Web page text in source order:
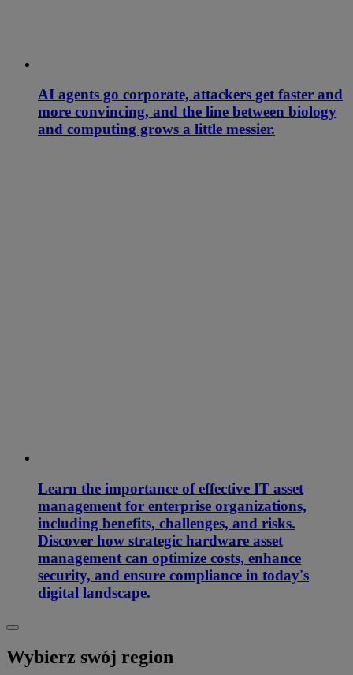
AI agents go corporate, attackers get faster and
more convincing, and the line between biology
and computing grows a little messier.
Learn the importance of effective IT asset
management for enterprise organizations,
including benefits, challenges, and risks.
Discover how strategic hardware asset
management can optimize costs, enhance
security, and ensure compliance in today's
digital landscape.
Wybierz swój region